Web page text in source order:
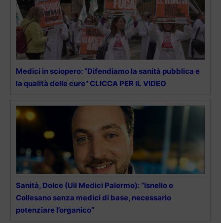
Medici in sciopero: “Difendiamo la sanità pubblica e
la qualità delle cure” CLICCA PER IL VIDEO
Sanità, Dolce (Uil Medici Palermo): “Isnello e
Collesano senza medici di base, necessario
potenziare l’organico”